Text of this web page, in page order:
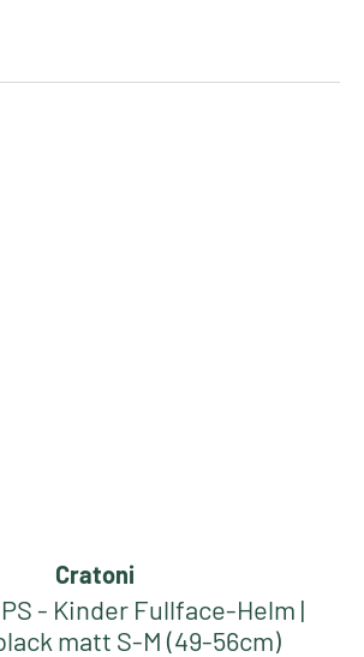
Cratoni
- Kinder Fullface-Helm |
matt S-M (49-56cm)